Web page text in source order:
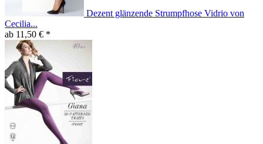
Dezent glänzende Strumpfhose Vidrio von
Cecilia...
ab 11,50 € *